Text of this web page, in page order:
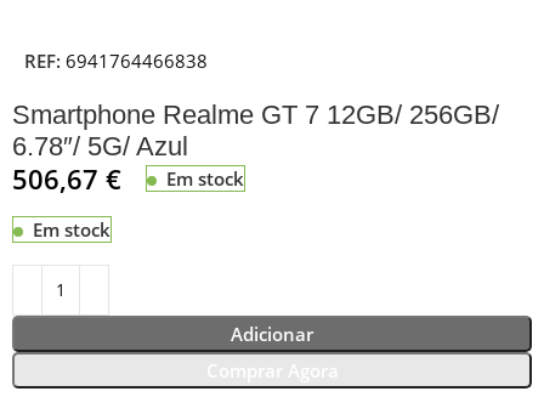
REF:6941764466838
Smartphone Realme GT 7 12GB/ 256GB/
6.78″/ 5G/ Azul
506,67€ Em stock
Em stock
Adicionar